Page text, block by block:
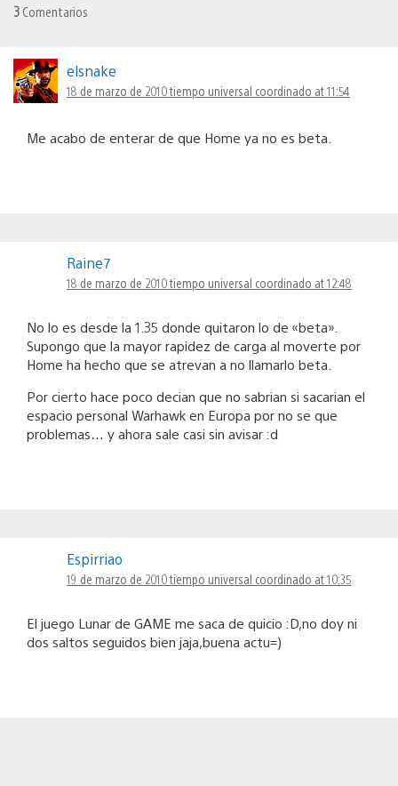
3 Comentarios
elsnake
18 de marzo de 2010 tiempo universal coordinado at 11:54
Me acabo de enterar de que Home ya no es beta.
Raine7
18 de marzo de 2010 tiempo universal coordinado at 12:48
No lo es desde la 1.35 donde quitaron lo de «beta».
Supongo que la mayor rapidez de carga al moverte por
Home ha hecho que se atrevan a no llamarlo beta.
Por cierto hace poco decian que no sabrian si sacarian el
espacio personal Warhawk en Europa por no se que
problemas… y ahora sale casi sin avisar :d
Espirriao
19 de marzo de 2010 tiempo universal coordinado at 10:35
El juego Lunar de GAME me saca de quicio :D,no doy ni
dos saltos seguidos bien jaja,buena actu=)